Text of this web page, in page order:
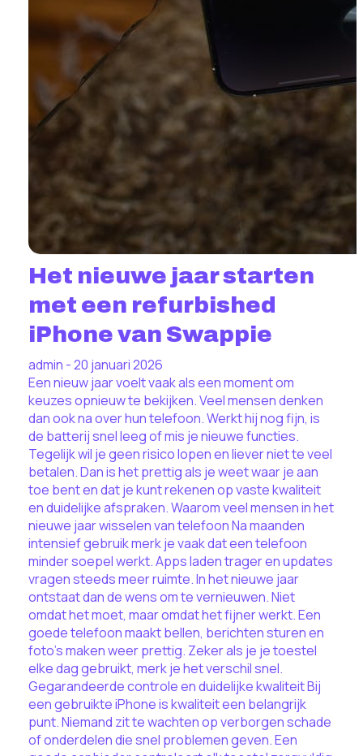
Het nieuwe jaar starten
met een refurbished
iPhone van Swappie
admin - 20 januari 2026
Een nieuw jaar voelt vaak als een moment om
keuzes opnieuw te bekijken. Veel mensen denken
dan ook na over hun telefoon. Werkt hij nog fijn, is
de batterij snel leeg of mis je nieuwe functies.
Tegelijk wil je geen risico lopen en liever niet te veel
betalen. Dan is het prettig als je weet waar je aan
toe bent en dat je kunt rekenen op vaste kwaliteit
en duidelijke afspraken. Waarom veel mensen in het
nieuwe jaar wisselen van telefoon Na maanden
intensief gebruik merk je vaak dat een telefoon
minder soepel werkt. Apps laden trager en updates
vragen steeds meer ruimte. In het nieuwe jaar
ontstaat dan de wens om te vernieuwen. Niet
omdat het moet, maar omdat het fijner werkt. Een
goede telefoon maakt bellen, berichten sturen en
foto’s maken weer prettig. Zeker als je je toestel
elke dag gebruikt, merk je het verschil snel.
Gegarandeerde controle en duidelijke kwaliteit Bij
een gebruikte iPhone is kwaliteit een belangrijk
punt. Niemand zit te wachten op verborgen schade
of onderdelen die snel problemen geven. Een